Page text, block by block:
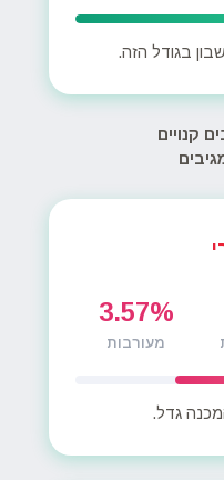
בגודל הזה.
3.57%
מעורבות
גדל.